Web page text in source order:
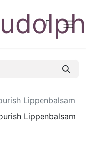
Lippenbalsam